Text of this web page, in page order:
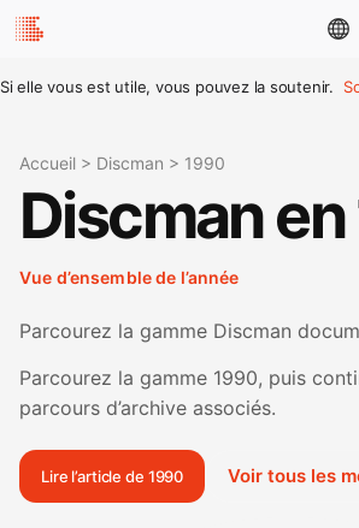
Si elle vous est utile, vous pouvez la soutenir.
Accueil > Discman > 1990
Discman
Vue d’ensemble de l’année
Parcourez la gamme Discman
Parcourez la gamme 1990, puis
parcours d’archive associés.
Lire l’article de 1990 Voir tous les